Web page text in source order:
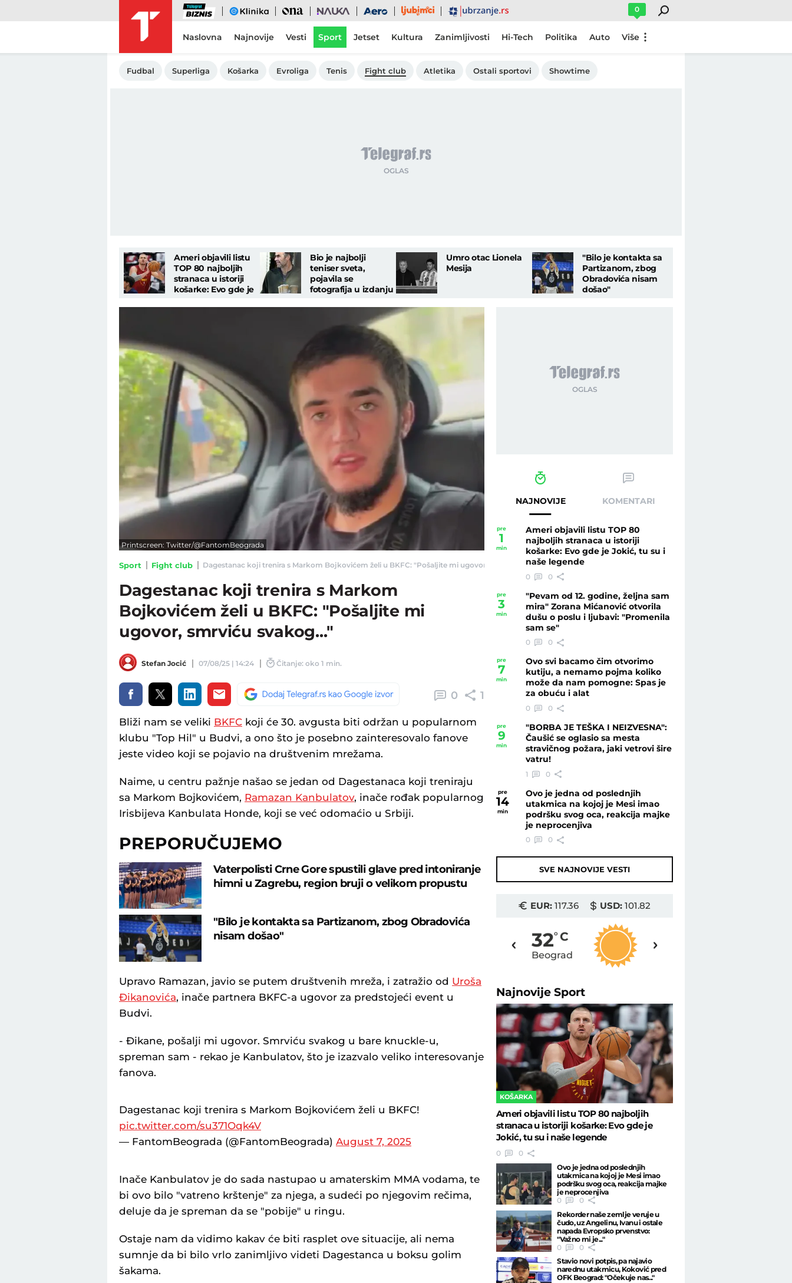
Biznis eKlinika Ona Nauka Aero Ljubimci Ubrzanje 0
Naslovna Najnovije Vesti Sport Jetset Kultura Zanimljivosti Hi-Tech Politika Auto Više
Fudbal Superliga Košarka Evroliga Tenis Fight club Atletika Ostali sportovi Showtime
Ameri objavili listu
TOP 80 najboljih
stranaca u istoriji
košarke: Evo gde je
legende
Bio je najbolji
teniser sveta,
pojavila se
fotografija u izdanju
biste prepoznali
Umro otac Lionela
Mesija
"Bilo je kontakta sa
Partizanom, zbog
Obradovića nisam
došao"
Printscreen: Twitter/@FantomBeograda
Sport Fight club Dagestanac koji trenira s Markom Bojkovićem želi u BKFC: "Pošaljite mi ugovor, smrviću svakog..." - Telegraf.rs
Dagestanac koji trenira s Markom
Bojkovićem želi u BKFC: "Pošaljite mi
ugovor, smrviću svakog..."
Stefan Jocić 07/08/25 | 14:24 Čitanje: oko 1 min.
0 1
Bliži nam se veliki BKFC koji će 30. avgusta biti održan u popularnom
klubu "Top Hil" u Budvi, a ono što je posebno zainteresovalo fanove
jeste video koji se pojavio na društvenim mrežama.
Naime, u centru pažnje našao se jedan od Dagestanaca koji treniraju
sa Markom Bojkovićem, Ramazan Kanbulatov, inače rođak popularnog
Irisbijeva Kanbulata Honde, koji se već odomaćio u Srbiji.
PREPORUČUJEMO
Vaterpolisti Crne Gore spustili glave pred intoniranje
himni u Zagrebu, region bruji o velikom propustu
"Bilo je kontakta sa Partizanom, zbog Obradovića
nisam došao"
Upravo Ramazan, javio se putem društvenih mreža, i zatražio od Uroša
Ðikanovića, inače partnera BKFC-a ugovor za predstojeći event u
Budvi.
- Ðikane, pošalji mi ugovor. Smrviću svakog u bare knuckle-u,
spreman sam - rekao je Kanbulatov, što je izazvalo veliko interesovanje
fanova.
Dagestanac koji trenira s Markom Bojkovićem želi u BKFC!
pic.twitter.com/su371Oqk4V
— FantomBeograda (@FantomBeograda) August 7, 2025
Inače Kanbulatov je do sada nastupao u amaterskim MMA vodama, te
bi ovo bilo "vatreno krštenje" za njega, a sudeći po njegovim rečima,
deluje da je spreman da se "pobije" u ringu.
Ostaje nam da vidimo kakav će biti rasplet ove situacije, ali nema
sumnje da bi bilo vrlo zanimljivo videti Dagestanca u boksu golim
šakama.
NAJNOVIJE KOMENTARI
pre
1
min
Ameri objavili listu TOP 80
najboljih stranaca u istoriji
košarke: Evo gde je Jokić, tu su i
naše legende
0 0
pre
3
min
"Pevam od 12. godine, željna sam
mira" Zorana Mićanović otvorila
dušu o poslu i ljubavi: "Promenila
sam se"
0 0
pre
7
min
Ovo svi bacamo čim otvorimo
kutiju, a nemamo pojma koliko
može da nam pomogne: Spas je
za obuću i alat
0 0
pre
9
min
"BORBA JE TEŠKA I NEIZVESNA":
Čaušić se oglasio sa mesta
stravičnog požara, jaki vetrovi šire
vatru!
1 0
pre
14
min
Ovo je jedna od poslednjih
utakmica na kojoj je Mesi imao
podršku svog oca, reakcija majke
je neprocenjiva
0 0
SVE NAJNOVIJE VESTI
EUR:117.36 USD: 101.82
32o C
Beograd
NajnovijeSport
KOŠARKA
Ameri objavili listu TOP 80 najboljih
stranaca u istoriji košarke: Evo gde je
Jokić, tu su i naše legende
0
0
Ovo je jedna od poslednjih
utakmica na kojoj je Mesi imao
podršku svog oca, reakcija majke
je neprocenjiva
0
0
Rekorder naše zemlje veruje u
čudo, uz Angelinu, Ivanu i ostale
napada Evropsko prvenstvo:
"Važno mi je..."
0
0
Stavio novi potpis, pa najavio
narednu utakmicu, Koković pred
OFK Beograd: "Očekuje nas..."